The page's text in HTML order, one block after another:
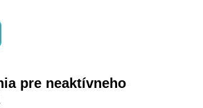
pre neaktívneho